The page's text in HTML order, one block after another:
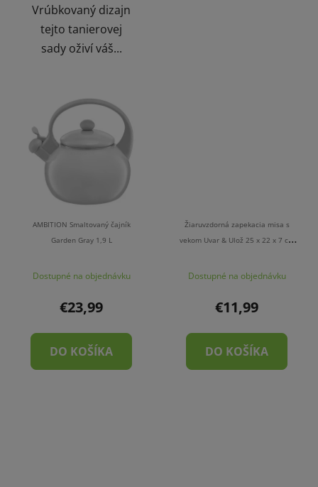
Vrúbkovaný dizajn
tejto tanierovej
sady oživí váš...
AMBITION Smaltovaný čajník
Garden Gray 1,9 L
Dostupné na objednávku
€23,99
DO KOŠÍKA
Žiaruvzdorná zapekacia misa s
vekom Uvar & Ulož 25 x 22 x 7 cm
Dostupné na objednávku
€11,99
DO KOŠÍKA